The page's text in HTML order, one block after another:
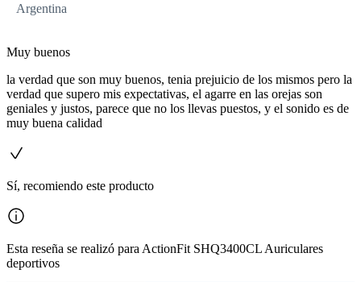
Argentina
Muy buenos
la verdad que son muy buenos, tenia prejuicio de los mismos pero la
verdad que supero mis expectativas, el agarre en las orejas son
geniales y justos, parece que no los llevas puestos, y el sonido es de
muy buena calidad
Sí, recomiendo este producto
Esta reseña se realizó para ActionFit SHQ3400CL Auriculares
deportivos